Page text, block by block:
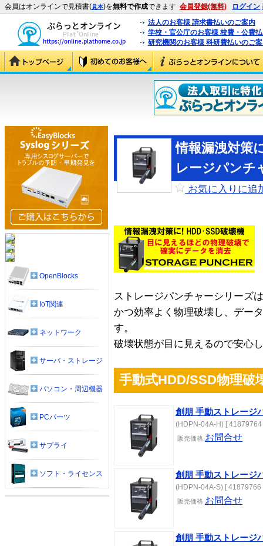
会員はオンラインで見積書(見本)を無料で作成できます 会員登録(無料) ログイン
法人のお客様 請求書払いのご案内
学校・官公庁のお客様 校費・公費
研究機関のお客様 科研費払いのご
情報漏洩対策
レージパンチ
お気に入りに追
ストレージパンチャーシリーズ
かつ効率よく物理破壊し、デー
す。
破壊状態が目に見えるので安心
手動式HDD/SSD物理破
創朋 手動ストレージ
(HDPN-04A-H) [ 41879764
販売価格 お問合せ
創朋 手動ストレージ
(HDPN-04A-S) [ 41879766
販売価格 お問合せ
創朋 手動ストレージ
OpenBlocks
IoT関連
ネットワーク
サーバ・ストレージ
パソコン・周辺機器
PCパーツ
サプライ
ソフト・ライセンス